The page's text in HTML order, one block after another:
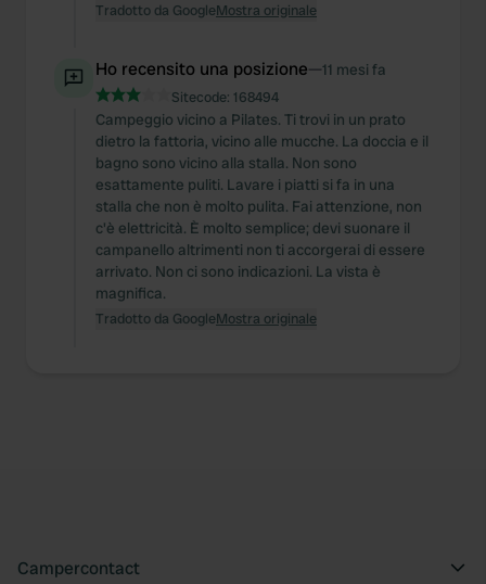
Tradotto da GoogleMostra originale
Ho recensito una posizione—11 mesi fa
Sitecode: 168494
Campeggio vicino a Pilates. Ti trovi in un prato
dietro la fattoria, vicino alle mucche. La doccia e il
bagno sono vicino alla stalla. Non sono
esattamente puliti. Lavare i piatti si fa in una
stalla che non è molto pulita. Fai attenzione, non
c'è elettricità. È molto semplice; devi suonare il
campanello altrimenti non ti accorgerai di essere
arrivato. Non ci sono indicazioni. La vista è
magnifica.
Tradotto da GoogleMostra originale
Campercontact